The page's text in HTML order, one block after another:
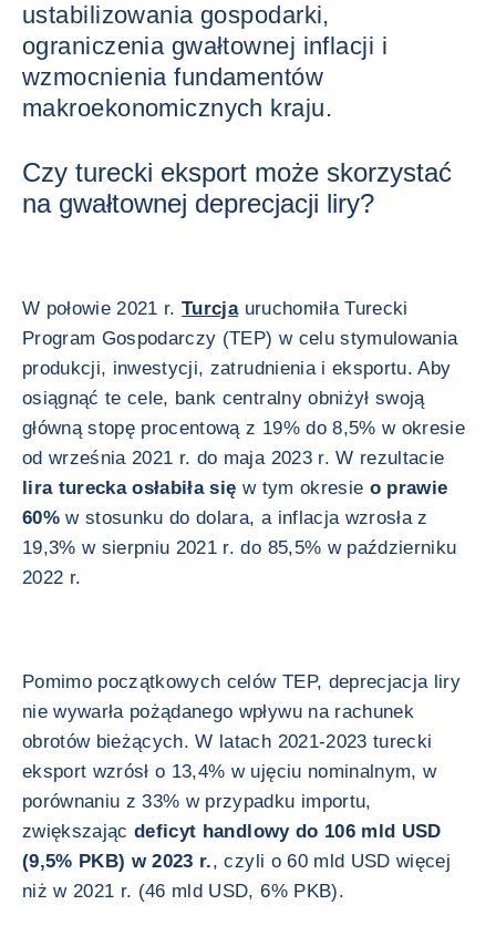
ustabilizowania gospodarki,
ograniczenia gwałtownej inflacji i
wzmocnienia fundamentów
makroekonomicznych kraju.
Czy turecki eksport może skorzystać
na gwałtownej deprecjacji liry?
W połowie 2021 r.Turcjauruchomiła Turecki
Program Gospodarczy (TEP) w celu stymulowania
produkcji, inwestycji, zatrudnienia i eksportu. Aby
osiągnąć te cele, bank centralny obniżył swoją
główną stopę procentową z 19% do 8,5% w okresie
od września 2021 r. do maja 2023 r. W rezultacie
lira turecka osłabiła się w tym okresie o prawie
60% w stosunku do dolara, a inflacja wzrosła z
19,3% w sierpniu 2021 r. do 85,5% w październiku
2022 r.
Pomimo początkowych celów TEP, deprecjacja liry
nie wywarła pożądanego wpływu na rachunek
obrotów bieżących. W latach 2021-2023 turecki
eksport wzrósł o 13,4% w ujęciu nominalnym, w
porównaniu z 33% w przypadku importu,
zwiększającdeficyt handlowy do 106 mld USD
(9,5% PKB) w 2023 r., czyli o 60 mld USD więcej
niż w 2021 r. (46 mld USD, 6% PKB).